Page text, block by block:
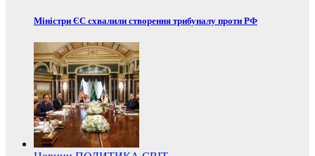
Міністри ЄС схвалили створення трибуналу проти РФ